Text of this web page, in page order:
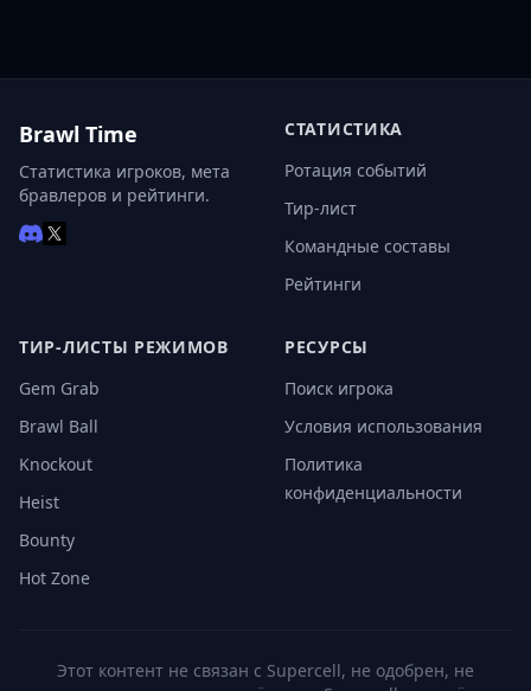
Brawl Time
Статистика игроков, мета
бравлеров и рейтинги.
СТАТИСТИКА
Ротация событий
Тир-лист
Командные составы
Рейтинги
ТИР-ЛИСТЫ РЕЖИМОВ
Gem Grab
Brawl Ball
Knockout
Heist
Bounty
Hot Zone
РЕСУРСЫ
Поиск игрока
Условия использования
Политика
конфиденциальности
Этот контент не связан с Supercell, не одобрен, не